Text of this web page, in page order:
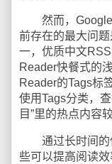
然而，Google
前存在的最大问
一，优质中文
Reader快餐式的
Reader的Tags标
使用Tags分类，
目”里的热点内容
通过长时间的
些可以提高阅读